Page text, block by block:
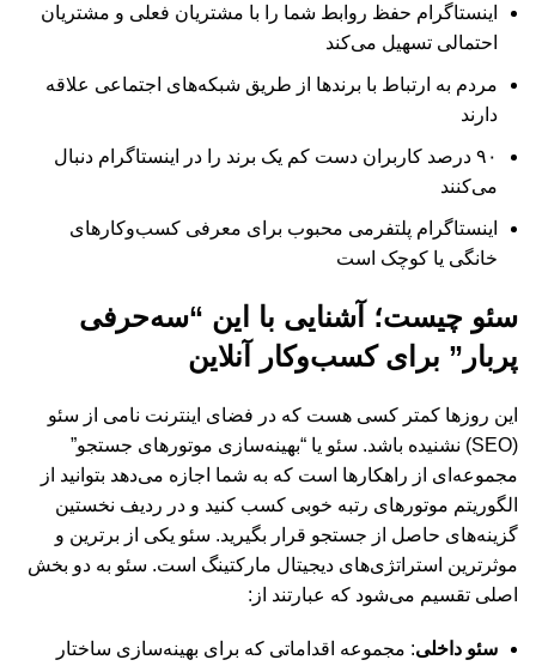
اینستاگرام حفظ روابط شما را با مشتریان فعلی و مشتریان
احتمالی تسهیل می‌کند
مردم به ارتباط با برندها از طریق شبکه‌های اجتماعی علاقه
دارند
۹۰ درصد کاربران دست کم یک برند را در اینستاگرام دنبال
می‌کنند
اینستاگرام پلتفرمی محبوب برای معرفی کسب‌وکارهای
خانگی یا کوچک است
سئو چیست؛ آشنایی با این “سه‌حرفی
پربار” برای کسب‌وکار آنلاین
این روزها کمتر کسی هست که در فضای اینترنت نامی از سئو
(SEO) نشنیده باشد. سئو یا “بهینه‌سازی موتورهای جستجو”
مجموعه‌ای از راهکارها است که به شما اجازه می‌دهد بتوانید از
الگوریتم موتورهای رتبه خوبی کسب کنید و در ردیف نخستین
گزینه‌های حاصل از جستجو قرار بگیرید. سئو یکی از برترین و
موثرترین استراتژی‌های دیجیتال مارکتینگ است. سئو به دو بخش‌
اصلی تقسیم می‌شود که عبارتند از:
سئو داخلی: مجموعه اقداماتی که برای بهینه‌سازی ساختار